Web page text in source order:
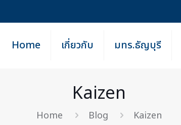
Home เกี่ยวกับ มทร.ธัญบุรี
Kaizen
Home Blog Kaizen